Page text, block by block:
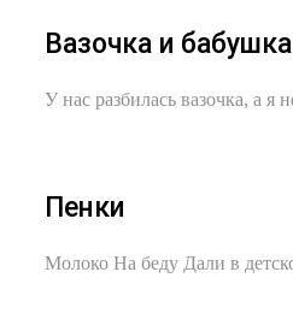
Вазочка и бабушка
У нас разбилась вазочка, а я
Пенки
Молоко На беду Дали в